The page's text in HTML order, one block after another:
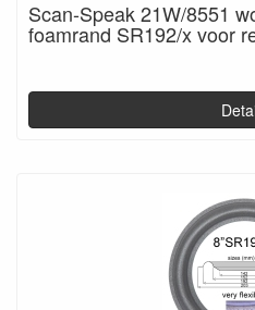
Scan-Speak 21W/8551
foamrand SR192/x voor